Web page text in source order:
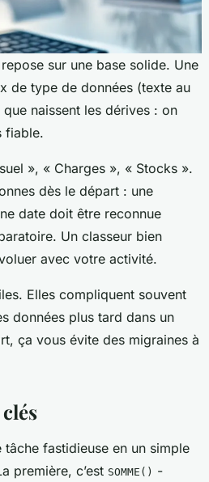
sur une base solide. Une
de type de données (texte au
naissent les dérives : on
fiable.
», « Charges », « Stocks ».
dès le départ : une
date doit être reconnue
Un classeur bien
avec votre activité.
Elles compliquent souvent
données plus tard dans un
ça vous évite des migraines à
tâche fastidieuse en un simple
première, c’est SOMME() -